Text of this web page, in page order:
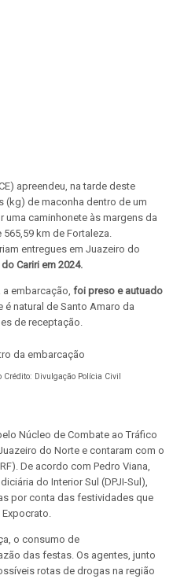
apreendeu, na tarde deste
(kg) de maconha dentro de um
caminhonete às margens da
km de Fortaleza.
entregues em Juazeiro do
Cariri em 2024.
embarcação, foi preso e autuado
é natural de Santo Amaro da
de receptação.
Crédito: Divulgação Polícia Civil
Núcleo de Combate ao Tráfico
do Norte e contaram com o
De acordo com Pedro Viana,
do Interior Sul (DPJI-Sul),
por conta das festividades que
o consumo de
das festas. Os agentes, junto
rotas de drogas na região